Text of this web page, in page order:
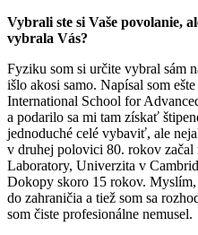
Vybrali ste si Vaše povolanie,
vybrala Vás?
Fyziku som si určite vybral sám
išlo akosi samo. Napísal som
International School for
a podarilo sa mi tam získať
jednoduché celé vybaviť, ale
v druhej polovici 80. rokov
Laboratory, Univerzita v
Dokopy skoro 15 rokov.
do zahraničia a tiež som sa
som čiste profesionálne nemusel.